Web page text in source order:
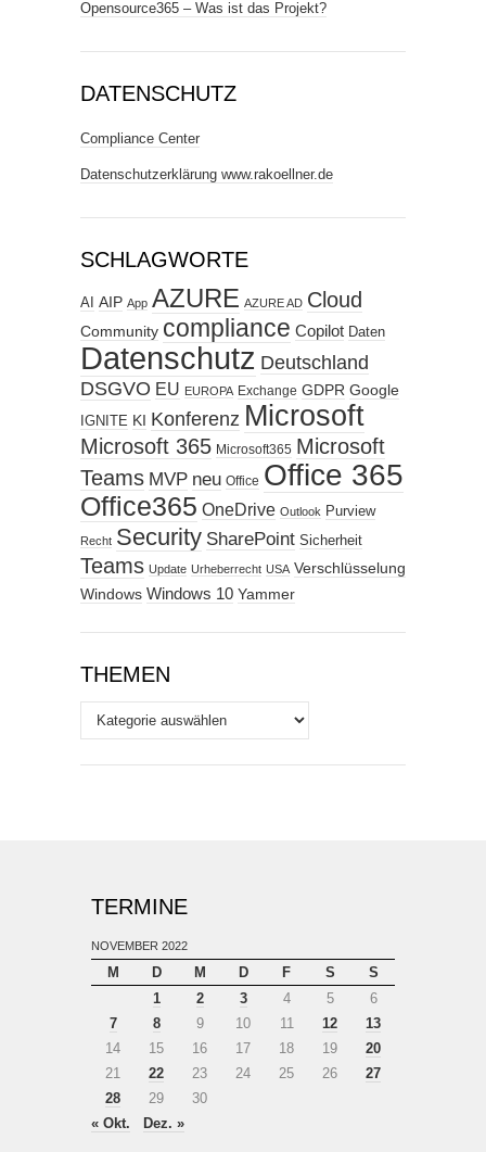
Opensource365 – Was ist das Projekt?
DATENSCHUTZ
Compliance Center
Datenschutzerklärung www.rakoellner.de
SCHLAGWORTE
AI AIP App AZURE AZURE AD Cloud
Community compliance Copilot Daten
Datenschutz Deutschland
DSGVO EU EUROPA Exchange GDPR Google
IGNITE KI Konferenz Microsoft
Microsoft 365 Microsoft365 Microsoft
Teams MVP neu Office Office 365
Office365 OneDrive Outlook Purview
Recht Security SharePoint Sicherheit
Teams Update Urheberrecht USA Verschlüsselung
Windows Windows 10 Yammer
THEMEN
Themen
TERMINE
NOVEMBER 2022
M D M D F S
S
1
2 3 4 5
6
7
8 9 10 11 12
13
14
15 16 17 18 19
20
21
22 23 24 25 26
27
28
29
30
« Okt.
Dez. »